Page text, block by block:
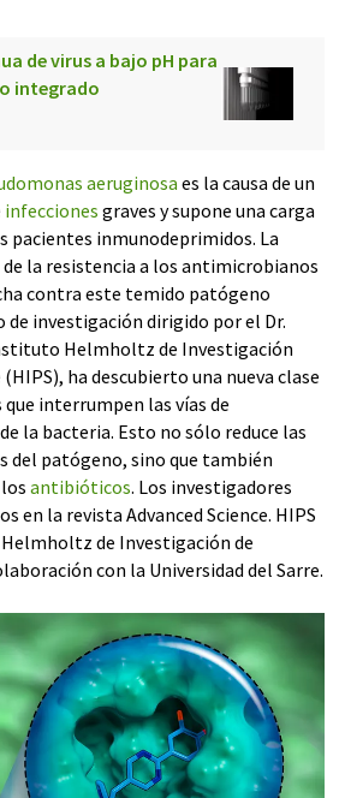
de virus a bajo pH para
integrado
aeruginosa es la causa de un
infecciones graves y supone una carga
pacientes inmunodeprimidos. La
la resistencia a los antimicrobianos
contra este temido patógeno
de investigación dirigido por el Dr.
Helmholtz de Investigación
ha descubierto una nueva clase
interrumpen las vías de
la bacteria. Esto no sólo reduce las
del patógeno, sino que también
antibióticos. Los investigadores
en la revista Advanced Science. HIPS
Helmholtz de Investigación de
con la Universidad del Sarre.